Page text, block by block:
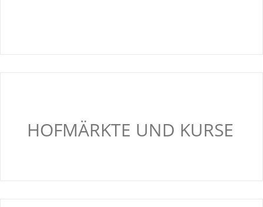
HOFMÄRKTE UND KURSE